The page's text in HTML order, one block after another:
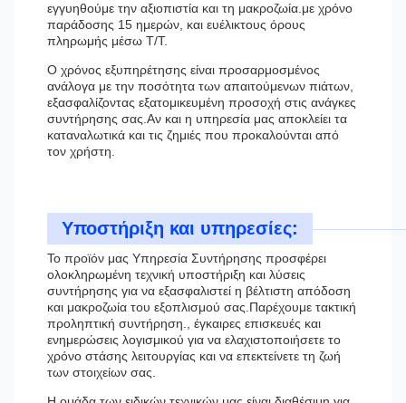
εγγυηθούμε την αξιοπιστία και τη μακροζωία.με χρόνο
παράδοσης 15 ημερών, και ευέλικτους όρους
πληρωμής μέσω Τ/Τ.
Ο χρόνος εξυπηρέτησης είναι προσαρμοσμένος
ανάλογα με την ποσότητα των απαιτούμενων πιάτων,
εξασφαλίζοντας εξατομικευμένη προσοχή στις ανάγκες
συντήρησης σας.Αν και η υπηρεσία μας αποκλείει τα
καταναλωτικά και τις ζημιές που προκαλούνται από
τον χρήστη.
Υποστήριξη και υπηρεσίες:
Το προϊόν μας Υπηρεσία Συντήρησης προσφέρει
ολοκληρωμένη τεχνική υποστήριξη και λύσεις
συντήρησης για να εξασφαλιστεί η βέλτιστη απόδοση
και μακροζωία του εξοπλισμού σας.Παρέχουμε τακτική
προληπτική συντήρηση., έγκαιρες επισκευές και
ενημερώσεις λογισμικού για να ελαχιστοποιήσετε το
χρόνο στάσης λειτουργίας και να επεκτείνετε τη ζωή
των στοιχείων σας.